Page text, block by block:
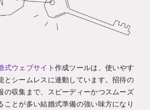
式ウェブサイト作成ツールは、使いやす
とシームレスに連動しています。招待の
の収集まで、スピーディーかつスムーズ
ことが多い結婚式準備の強い味方になり